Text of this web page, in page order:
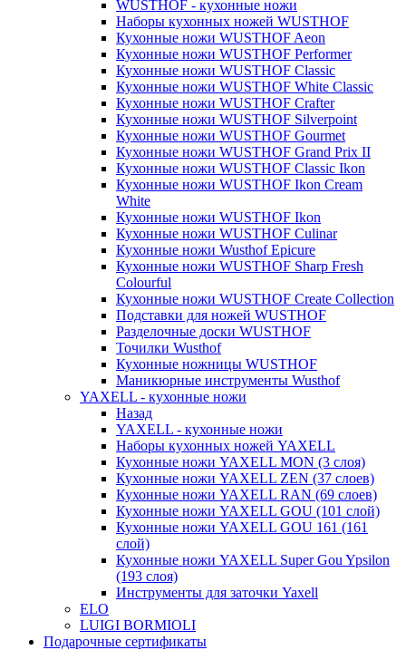
WUSTHOF - кухонные ножи
Наборы кухонных ножей WUSTHOF
Кухонные ножи WUSTHOF Aeon
Кухонные ножи WUSTHOF Performer
Кухонные ножи WUSTHOF Classic
Кухонные ножи WUSTHOF White Classic
Кухонные ножи WUSTHOF Crafter
Кухонные ножи WUSTHOF Silverpoint
Кухонные ножи WUSTHOF Gourmet
Кухонные ножи WUSTHOF Grand Prix II
Кухонные ножи WUSTHOF Classic Ikon
Кухонные ножи WUSTHOF Ikon Cream
White
Кухонные ножи WUSTHOF Ikon
Кухонные ножи WUSTHOF Culinar
Кухонные ножи Wusthof Epicure
Кухонные ножи WUSTHOF Sharp Fresh
Colourful
Кухонные ножи WUSTHOF Create Collection
Подставки для ножей WUSTHOF
Разделочные доски WUSTHOF
Точилки Wusthof
Кухонные ножницы WUSTHOF
Маникюрные инструменты Wusthof
YAXELL - кухонные ножи
Назад
YAXELL - кухонные ножи
Наборы кухонных ножей YAXELL
Кухонные ножи YAXELL MON (3 слоя)
Кухонные ножи YAXELL ZEN (37 слоев)
Кухонные ножи YAXELL RAN (69 слоев)
Кухонные ножи YAXELL GOU (101 слой)
Кухонные ножи YAXELL GOU 161 (161
слой)
Кухонные ножи YAXELL Super Gou Ypsilon
(193 слоя)
Инструменты для заточки Yaxell
ELO
LUIGI BORMIOLI
Подарочные сертификаты